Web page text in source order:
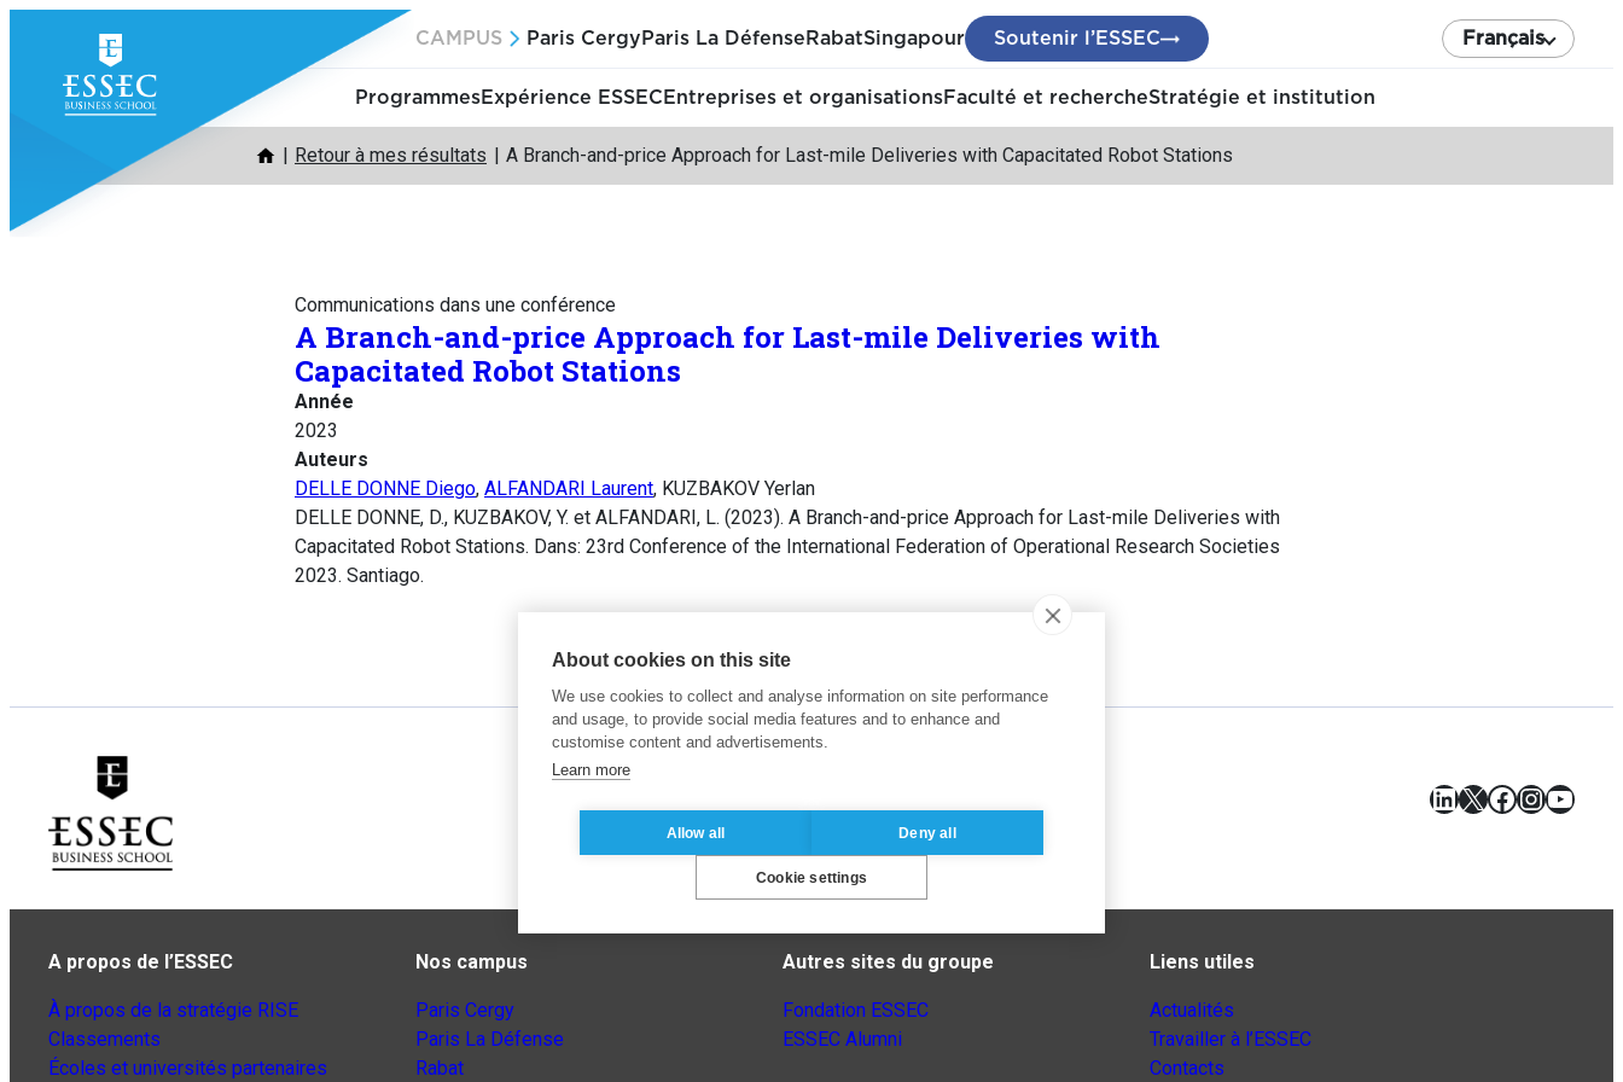
contenu
CAMPUS Paris Cergy Paris La Défense RabatSingapour Soutenir l’ESSEC Français
ProgrammesExpérience ESSEC Entreprises et organisationsFaculté et rechercheStratégie et institution
Retour à mes résultats A Branch-and-price Approach for Last-mile Deliveries with Capacitated Robot Stations
Communications dans une conférence
A Branch-and-price Approach for Last-mile Deliveries with
Capacitated Robot Stations
Année
2023
Auteurs
DELLE DONNE Diego, ALFANDARI Laurent, KUZBAKOV Yerlan
DELLE DONNE, D., KUZBAKOV, Y. et ALFANDARI, L. (2023). A Branch-and-price Approach for Last-mile Deliveries with
Capacitated Robot Stations. Dans: 23rd Conference of the International Federation of Operational Research Societies
2023. Santiago.
LinkedIn
X Facebook
A propos de l’ESSEC
À propos de la stratégie RISE
Classements
Écoles et universités partenaires
Nos campus
Paris Cergy
Paris La Défense
Rabat
Autres sites du groupe
Fondation ESSEC
ESSEC Alumni
Liens utiles
Actualités
Travailler à l’ESSEC
Contacts
About cookies on this site
We use cookies to collect and analyse information on site performance
and usage, to provide social media features and to enhance and
customise content and advertisements.
Learn more
Allow all Deny all
Cookie settings